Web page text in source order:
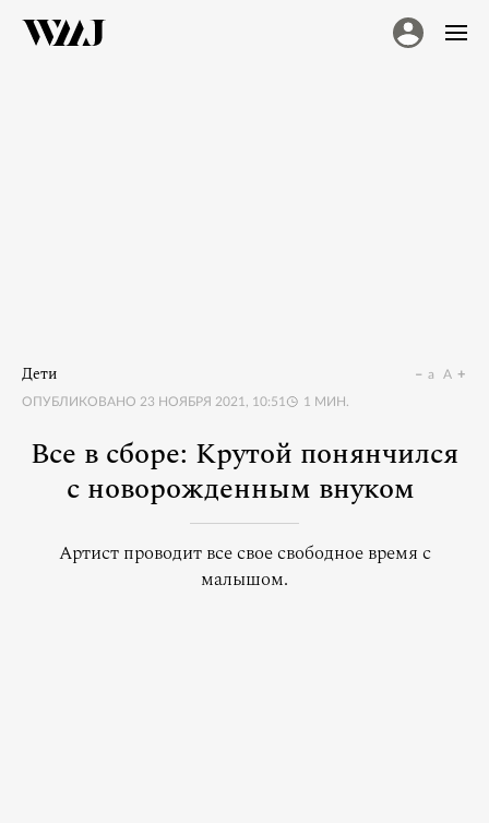
Дети
ОПУБЛИКОВАНО 23 НОЯБРЯ 2021, 10:51 1 МИН.
a A
Все в сборе: Крутой понянчился
с новорожденным внуком
Артист проводит все свое свободное время с
малышом.